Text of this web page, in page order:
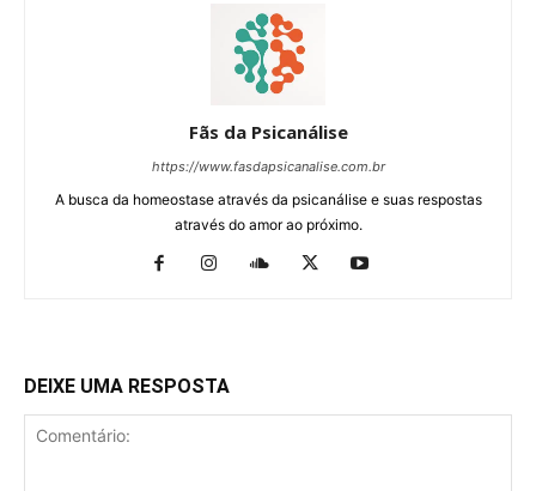
Fãs da Psicanálise
https://www.fasdapsicanalise.com.br
A busca da homeostase através da psicanálise e suas respostas
através do amor ao próximo.
DEIXE UMA RESPOSTA